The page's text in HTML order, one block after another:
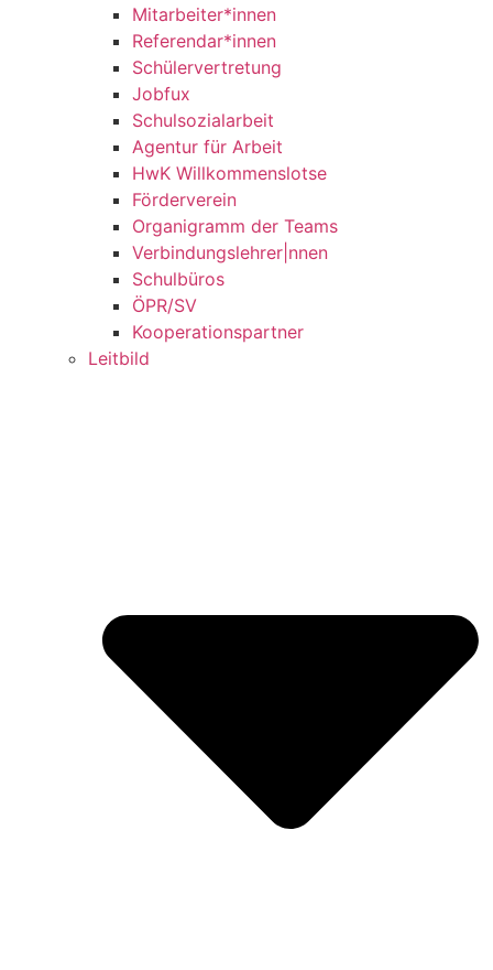
Mitarbeiter*innen
Referendar*innen
Schülervertretung
Jobfux
Schulsozialarbeit
Agentur für Arbeit
HwK Willkommenslotse
Förderverein
Organigramm der Teams
Verbindungslehrer|nnen
Schulbüros
ÖPR/SV
Kooperationspartner
Leitbild